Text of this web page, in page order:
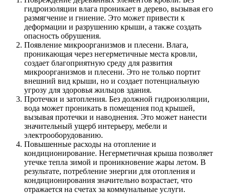
гидроизоляции влага проникает в дерево, вызывая его
размягчение и гниение. Это может привести к
деформации и разрушению крыши, а также создать
опасность обрушения.
Появление микроорганизмов и плесени. Влага,
проникающая через негерметичные места кровли,
создает благоприятную среду для развития
микроорганизмов и плесени. Это не только портит
внешний вид крыши, но и создает потенциальную
угрозу для здоровья жильцов здания.
Протечки и затопления. Без должной гидроизоляции,
вода может проникать в помещения под крышей,
вызывая протечки и наводнения. Это может нанести
значительный ущерб интерьеру, мебели и
электрооборудованию.
Повышенные расходы на отопление и
кондиционирование. Негерметичная крыша позволяет
утечке тепла зимой и проникновение жары летом. В
результате, потребление энергии для отопления и
кондиционирования значительно возрастает, что
отражается на счетах за коммунальные услуги.